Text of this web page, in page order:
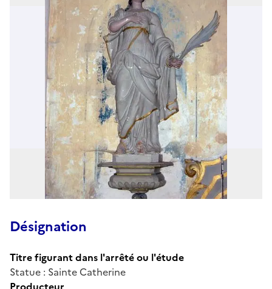
Désignation
Titre figurant dans l'arrêté ou l'étude
Statue : Sainte Catherine